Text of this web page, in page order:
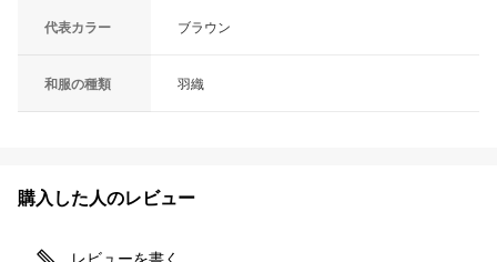
代表カラー ブラウン
和服の種類 羽織
購入した人のレビュー